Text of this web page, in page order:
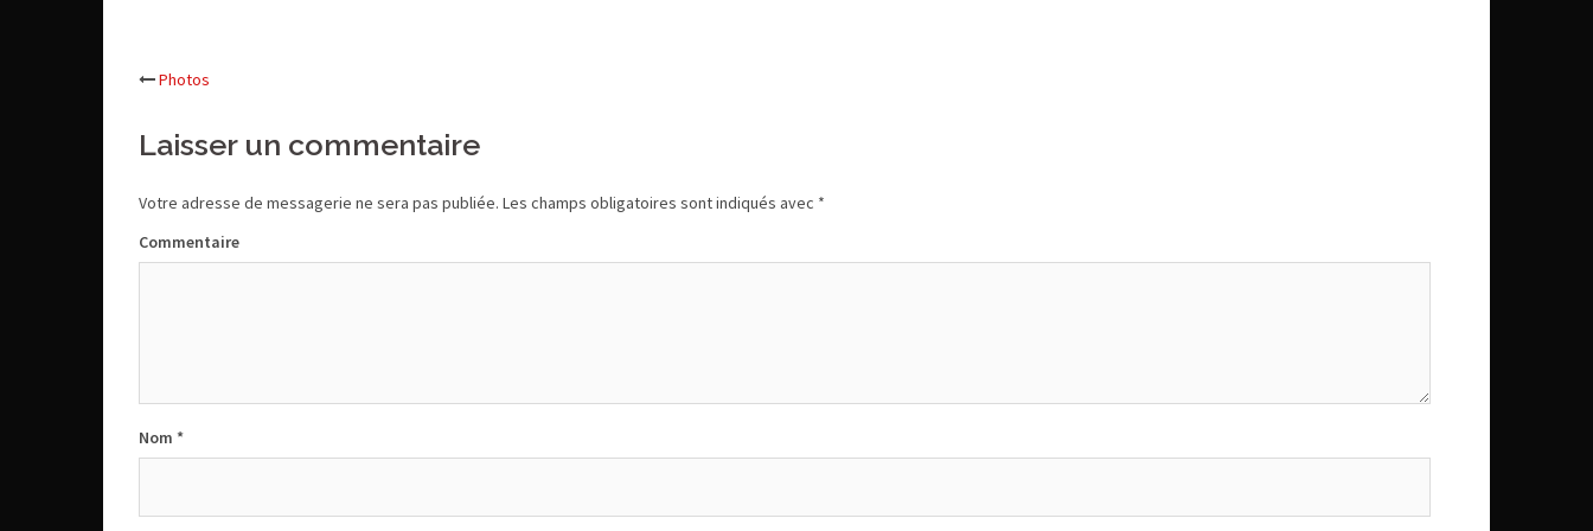
Navigation
d’article
Photos
Laisser un commentaire
Votre adresse de messagerie ne sera pas publiée. Les champs obligatoires sont indiqués avec *
Commentaire
Nom *